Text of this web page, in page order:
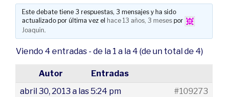
Este debate tiene 3 respuestas, 3 mensajes y ha sido
actualizado por última vez el hace 13 años, 3 mesespor
Joaquin.
Viendo 4 entradas - de la 1 a la 4 (de un total de 4)
Autor
Entradas
abril 30, 2013 a las 5:24 pm
#109273